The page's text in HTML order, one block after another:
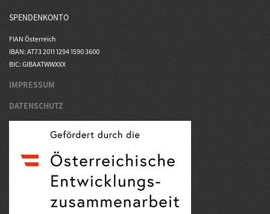
SPENDENKONTO
FIAN Österreich
IBAN: AT73 2011 1294 1590 3600
BIC: GIBAATWWXXX
IMPRESSUM
DATENSCHUTZ